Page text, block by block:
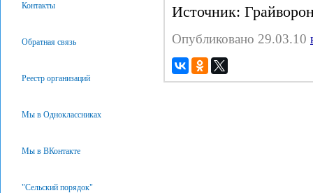
Контакты
Обратная связь
Реестр организаций
Мы в Одноклассниках
Мы в ВКонтакте
"Сельский порядок"
Источник:
Опубликовано 29.03.10